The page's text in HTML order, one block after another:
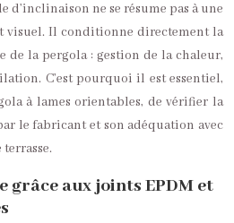
d’inclinaison ne se résume pas à une
visuel. Il conditionne directement la
la pergola : gestion de la chaleur,
C’est pourquoi il est essentiel,
à lames orientables, de vérifier la
le fabricant et son adéquation avec
grâce aux joints EPDM et